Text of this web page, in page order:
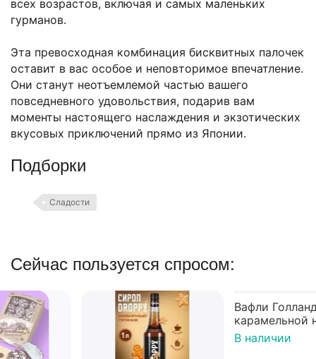
всех возрастов, включая и самых маленьких
гурманов.
Эта превосходная комбинация бисквитных палочек
оставит в вас особое и неповторимое впечатление.
Они станут неотъемлемой частью вашего
повседневного удовольствия, подарив вам
моменты настоящего наслаждения и экзотических
вкусовых приключений прямо из Японии.
Подборки
Сладости
Сейчас пользуется спросом: